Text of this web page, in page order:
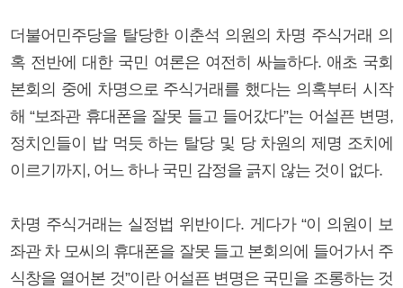
더불어민주당을 탈당한 이춘석 의원의 차명 주식거래 의
혹 전반에 대한 국민 여론은 여전히 싸늘하다. 애초 국회
본회의 중에 차명으로 주식거래를 했다는 의혹부터 시작
해 “보좌관 휴대폰을 잘못 들고 들어갔다”는 어설픈 변명,
정치인들이 밥 먹듯 하는 탈당 및 당 차원의 제명 조치에
이르기까지, 어느 하나 국민 감정을 긁지 않는 것이 없다.
차명 주식거래는 실정법 위반이다. 게다가 “이 의원이 보
좌관 차 모씨의 휴대폰을 잘못 들고 본회의에 들어가서 주
식창을 열어본 것”이란 어설픈 변명은 국민을 조롱하는 것